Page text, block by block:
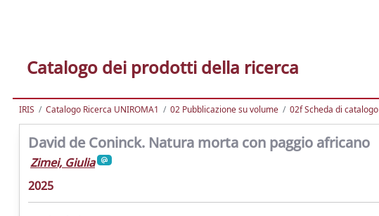
Catalogo dei prodotti della ricerca
IRIS Catalogo Ricerca UNIROMA1 02 Pubblicazione su volume 02f Scheda di catalogo
David de Coninck. Natura morta con paggio africano
Zimei, Giulia
2025